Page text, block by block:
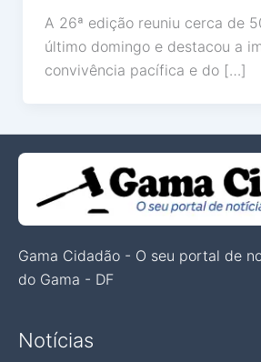
A 26ª edição reuniu cerca de
último domingo e destacou a
convivência pacífica e do […]
Gama Cidadão - O seu portal de
do Gama - DF
Notícias